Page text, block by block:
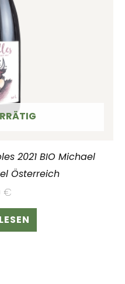
2021 BIO Michael
Österreich
€